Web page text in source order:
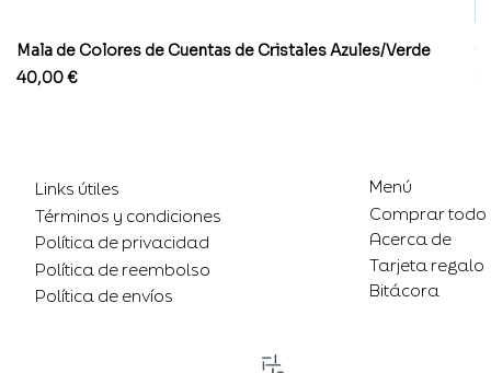
Mala de Colores de Cuentas de Cristales Azules/Verde
Precio
40,00 €
Links útiles
Términos y condiciones
Política de privacidad
Política de reembolso
Política de envíos
Menú
Comprar todo
Acerca de
Tarjeta regalo
Bitácora